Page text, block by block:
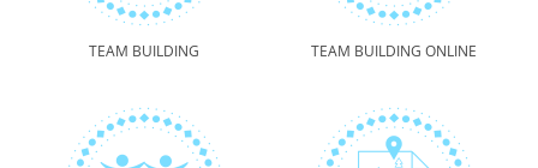
TEAM BUILDING TEAM BUILDING ONLINE